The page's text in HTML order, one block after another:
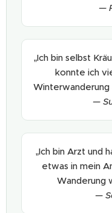
—
„Ich bin selbst
konnte ich
Winterwanderung
—
„Ich bin Arzt und
etwas in mein
Wanderung
—